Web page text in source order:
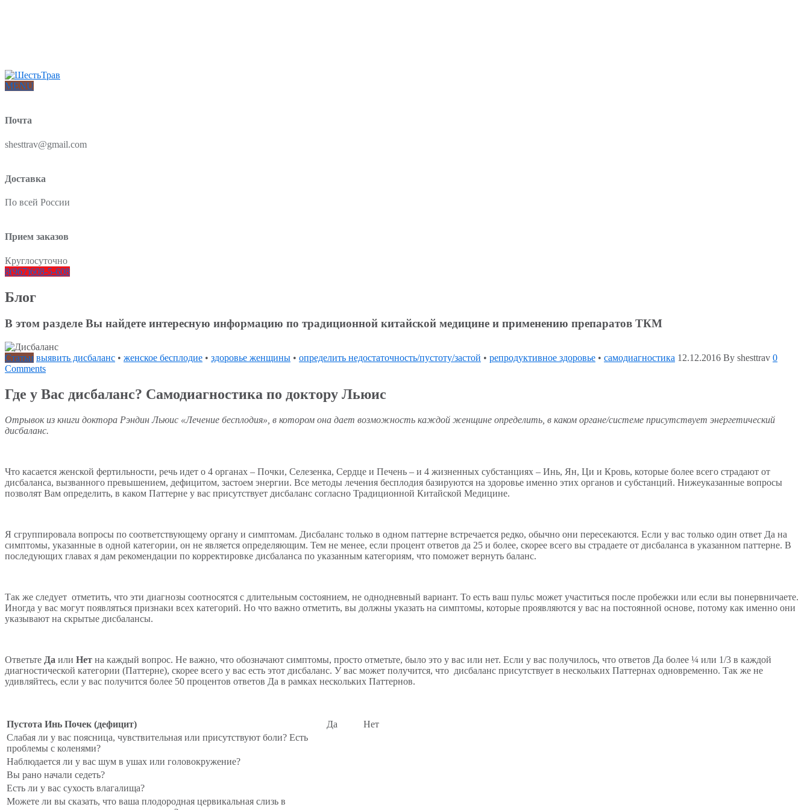
MENU
Почта
shesttrav@gmail.com
Доставка
По всей России
Прием заказов
Круглосуточно
8(967)608-5-608
Блог
В этом разделе Вы найдете интересную информацию по традиционной китайской медицине и применению препаратов ТКМ
Статьи выявить дисбаланс • женское бесплодие • здоровье женщины • определить недостаточность/пустоту/застой • репродуктивное здоровье • самодиагностика 12.12.2016 By shesttrav 0
Comments
Где у Вас дисбаланс? Самодиагностика по доктору Льюис
Отрывок из книги доктора Рэндин Льюис «Лечение бесплодия», в котором она дает возможность каждой женщине определить, в каком органе/системе присутствует энергетический
дисбаланс.
Что касается женской фертильности, речь идет о 4 органах – Почки, Селезенка, Сердце и Печень – и 4 жизненных субстанциях – Инь, Ян, Ци и Кровь, которые более всего страдают от
дисбаланса, вызванного превышением, дефицитом, застоем энергии. Все методы лечения бесплодия базируются на здоровье именно этих органов и субстанций. Нижеуказанные вопросы
позволят Вам определить, в каком Паттерне у вас присутствует дисбаланс согласно Традиционной Китайской Медицине.
Я сгруппировала вопросы по соответствующему органу и симптомам. Дисбаланс только в одном паттерне встречается редко, обычно они пересекаются. Если у вас только один ответ Да на
симптомы, указанные в одной категории, он не является определяющим. Тем не менее, если процент ответов да 25 и более, скорее всего вы страдаете от дисбаланса в указанном паттерне. В
последующих главах я дам рекомендации по корректировке дисбаланса по указанным категориям, что поможет вернуть баланс.
Так же следует отметить, что эти диагнозы соотносятся с длительным состоянием, не однодневный вариант. То есть ваш пульс может участиться после пробежки или если вы понервничаете.
Иногда у вас могут появляться признаки всех категорий. Но что важно отметить, вы должны указать на симптомы, которые проявляются у вас на постоянной основе, потому как именно они
указывают на скрытые дисбалансы.
Ответьте Да или Нет на каждый вопрос. Не важно, что обозначают симптомы, просто отметьте, было это у вас или нет. Если у вас получилось, что ответов Да более ¼ или 1/3 в каждой
диагностической категории (Паттерне), скорее всего у вас есть этот дисбаланс. У вас может получится, что дисбаланс присутствует в нескольких Паттернах одновременно. Так же не
удивляйтесь, если у вас получится более 50 процентов ответов Да в рамках нескольких Паттернов.
Пустота Инь Почек (дефицит) Да
Нет
Слабая ли у вас поясница, чувствительная или присутствуют боли? Есть
проблемы с коленями?
Наблюдается ли у вас шум в ушах или головокружение?
Вы рано начали седеть?
Есть ли у вас сухость влагалища?
Можете ли вы сказать, что ваша плодородная цервикальная слизь в